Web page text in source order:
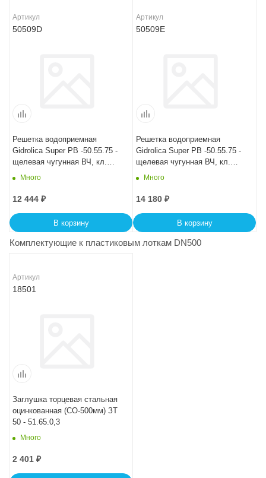
Артикул
50509D
Решетка водоприемная
Gidrolica Super РВ -50.55.75 -
щелевая чугунная ВЧ, кл.
D400Много
12 444 ₽
В корзину
Артикул
50509E
Решетка водоприемная
Gidrolica Super РВ -50.55.75 -
щелевая чугунная ВЧ, кл.
E600Много
14 180 ₽
В корзину
Комплектующие к пластиковым лоткам DN500
Артикул
18501
Заглушка торцевая стальная
оцинкованная (СО-500мм) ЗТ
50 - 51.65.0,3
Много
2 401 ₽